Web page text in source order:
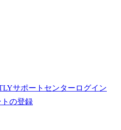
サポートセンター ログイン
の登録